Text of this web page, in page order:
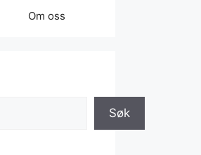
Om oss
Søk